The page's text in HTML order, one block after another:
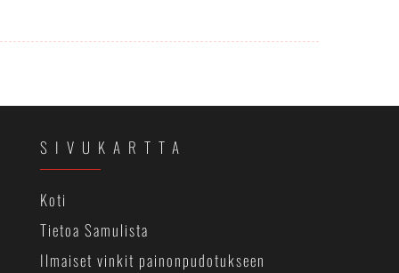
SIVUKARTTA
Koti
Tietoa Samulista
Ilmaiset vinkit painonpudotukseen